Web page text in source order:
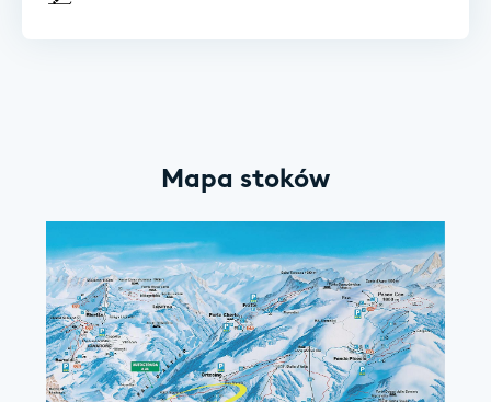
Mapa stoków